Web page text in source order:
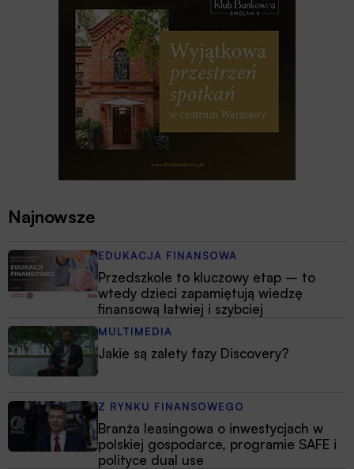
Najnowsze
EDUKACJA FINANSOWA
Przedszkole to kluczowy etap – to
wtedy dzieci zapamiętują wiedzę
finansową łatwiej i szybciej
MULTIMEDIA
Jakie są zalety fazy Discovery?
Z RYNKU FINANSOWEGO
Branża leasingowa o inwestycjach w
polskiej gospodarce, programie SAFE i
polityce dual use